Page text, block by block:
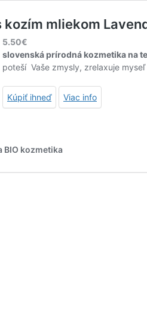
kozím mliekom
5.50€
slovenská prírodná kozmetika na
poteší Vaše zmysly, zrelaxuje
Kúpiť ihneď Viac info
BIO kozmetika